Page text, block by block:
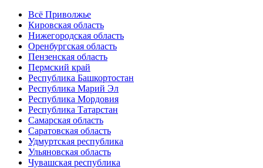
Всё Приволжье
Кировская область
Нижегородская область
Оренбургская область
Пензенская область
Пермский край
Республика Башкортостан
Республика Марий Эл
Республика Мордовия
Республика Татарстан
Самарская область
Саратовская область
Удмуртская республика
Ульяновская область
Чувашская республика